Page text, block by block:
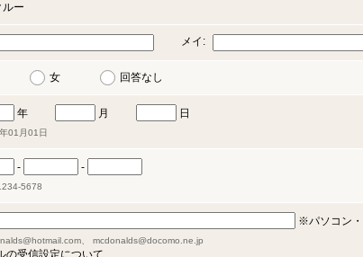
ー
メイ:
女 回答なし
年 月 日
01月01日
- -
5678
※パソコン
、 mcdonalds@docomo.ne.jp
の受信設定について